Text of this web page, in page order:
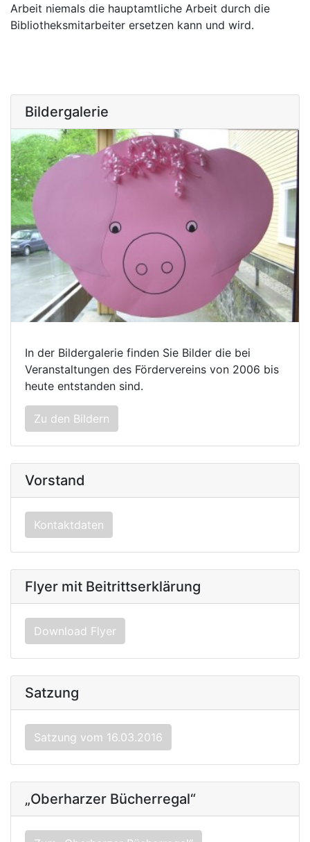
Arbeit niemals die hauptamtliche Arbeit durch die
Bibliotheksmitarbeiter ersetzen kann und wird.
Bildergalerie
In der Bildergalerie finden Sie Bilder die bei
Veranstaltungen des Fördervereins von 2006 bis
heute entstanden sind.
Zu den Bildern
Vorstand
Kontaktdaten
Flyer mit Beitrittserklärung
Download Flyer
Satzung
Satzung vom 16.03.2016
„Oberharzer Bücherregal“